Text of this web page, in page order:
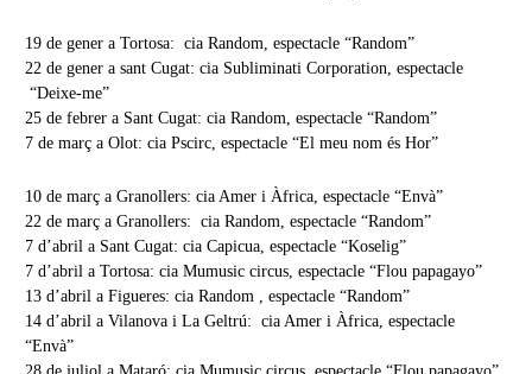
19 de gener a Tortosa: cia Random, espectacle “Random”
22 de gener a sant Cugat: cia Subliminati Corporation, espectacle
“Deixe-me”
25 de febrer a Sant Cugat: cia Random, espectacle “Random”
7 de març a Olot: cia Pscirc, espectacle “El meu nom és Hor”
10 de març a Granollers: cia Amer i Àfrica, espectacle “Envà”
22 de març a Granollers: cia Random, espectacle “Random”
7 d’abril a Sant Cugat: cia Capicua, espectacle “Koselig”
7 d’abril a Tortosa: cia Mumusic circus, espectacle “Flou papagayo”
13 d’abril a Figueres: cia Random , espectacle “Random”
14 d’abril a Vilanova i La Geltrú: cia Amer i Àfrica, espectacle
“Envà”